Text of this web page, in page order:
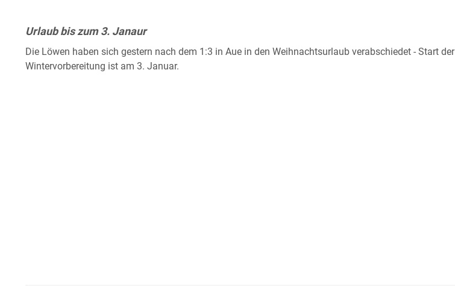
Urlaub bis zum 3. Janaur
Die Löwen haben sich gestern nach dem 1:3 in Aue in den Weihnachtsurlaub verabschiedet - Start der
Wintervorbereitung ist am 3. Januar.